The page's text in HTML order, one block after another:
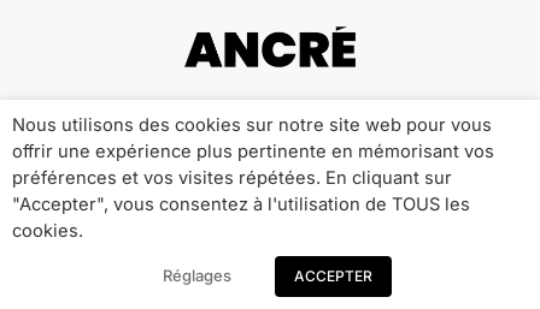
Qui sommes-nous ? Publicité
Contact
Mentions Légales
Politique de Confidentialité
Nous utilisons des cookies sur notre site web pour vous
offrir une expérience plus pertinente en mémorisant vos
préférences et vos visites répétées. En cliquant sur
"Accepter", vous consentez à l'utilisation de TOUS les
cookies.
Réglages ACCEPTER